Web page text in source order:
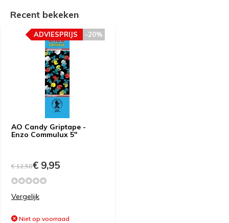
Recent bekeken
AO Candy Griptape -
Enzo Commulux 5''
-20%
ADVIESPRIJS
€ 12,50€ 9,95
Vergelijk
Niet op voorraad